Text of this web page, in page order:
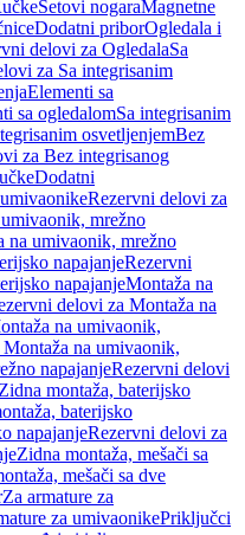
Setovi nogaraMagnetne
Dodatni priborOgledala i
delovi za OgledalaSa
za Sa integrisanim
Elementi sa
sa ogledalomSa integrisanim
osvetljenjemBez
za Bez integrisanog
Dodatni
Rezervni delovi za
mrežno
na umivaonik, mrežno
napajanjeRezervni
napajanjeMontaža na
delovi za Montaža na
na umivaonik,
na umivaonik,
napajanjeRezervni delovi
Zidna montaža, baterijsko
baterijsko
napajanjeRezervni delovi za
Zidna montaža, mešači sa
mešači sa dve
Za armature za
za umivaonikePriključci